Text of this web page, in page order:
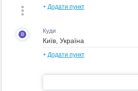
+ Додати пункт
B Куди
+ Додати пункт